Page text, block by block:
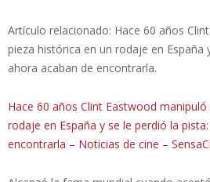
Artículo relacionado: Hace 60 años
pieza histórica en un rodaje en España
ahora acaban de encontrarla.
Hace 60 años Clint Eastwood
rodaje en España y se le perdió la
encontrarla – Noticias de cine –